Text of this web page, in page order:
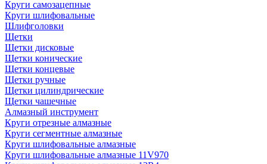
Круги самозацепные
Круги шлифовальные
Шлифголовки
Щетки
Щетки дисковые
Щетки конические
Щетки концевые
Щетки ручные
Щетки цилиндрические
Щетки чашечные
Алмазный инструмент
Круги отрезные алмазные
Круги сегментные алмазные
Круги шлифовальные алмазные
Круги шлифовальные алмазные 11V970